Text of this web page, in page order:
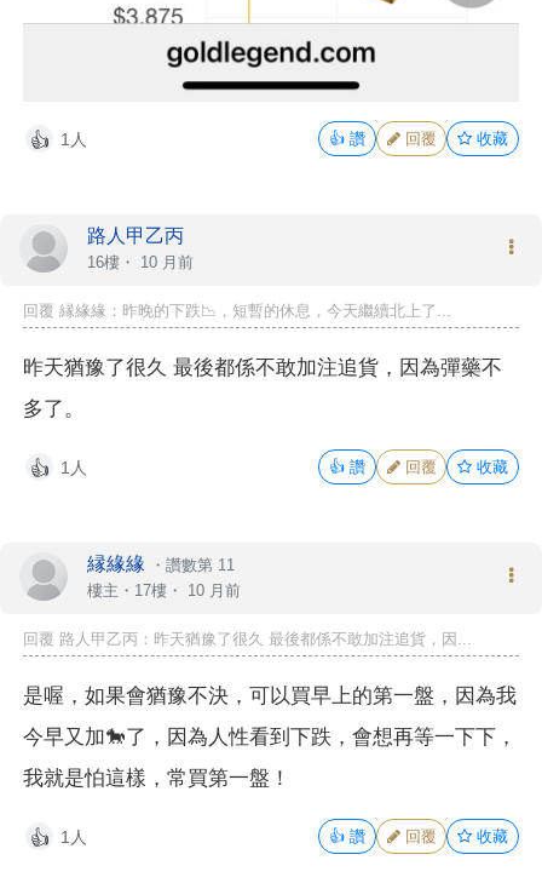
👍 1人 👍 讚 回覆 收藏
路人甲乙丙
16樓・ 10 月前
回覆 縁緣緣：昨晚的下跌📉，短暫的休息，今天繼續北上了...
昨天猶豫了很久 最後都係不敢加注追貨，因為彈藥不
多了。
👍 1人 👍 讚 回覆 收藏
縁緣緣 ・ 讚數第 11
樓主 ・17樓・ 10 月前
回覆 路人甲乙丙：昨天猶豫了很久 最後都係不敢加注追貨，因...
是喔，如果會猶豫不決，可以買早上的第一盤，因為我
今早又加🐎了，因為人性看到下跌，會想再等一下下，
我就是怕這樣，常買第一盤！
👍 1人 👍 讚 回覆 收藏